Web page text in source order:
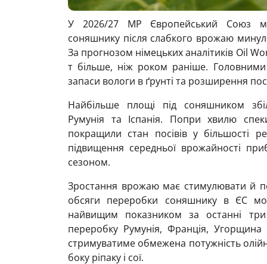
У 2026/27 МР Європейський Союз
соняшнику після слабкого врожаю
За прогнозом німецьких аналітиків Oil
т більше, ніж роком раніше.
запаси вологи в ґрунті та розширення
Найбільше площі під соняшником
Румунія та Іспанія. Попри хвилю
покращили стан посівів у більшості
підвищення середньої врожайності
сезоном.
Зростання врожаю має стимулювати й
обсяги переробки соняшнику в ЄС
найвищим показником за останні
переробку Румунія, Франція,
стримуватиме обмежена потужність
боку ріпаку і сої.